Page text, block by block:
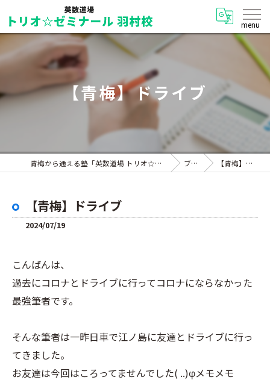
【青梅】ドライブ
青梅から通える塾「英数道場 トリオ☆ゼミナール 羽村校」 ブログ 【青梅】ドライブ
【青梅】ドライブ
2024/07/19
こんばんは、
過去にコロナとドライブに行ってコロナにならなかった
最強筆者です。
そんな筆者は一昨日車で江ノ島に友達とドライブに行っ
てきました。
お友達は今回はころってませんでした( ..)φメモメモ